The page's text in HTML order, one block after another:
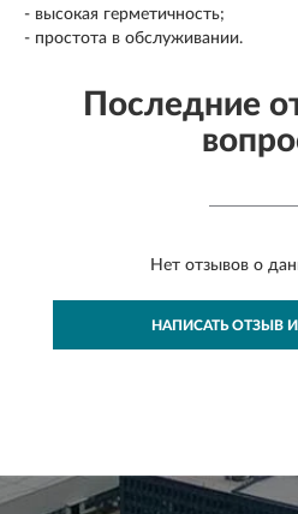
- высокая герметичность;
- простота в обслуживании.
Последние
Нет отзывов о
НАПИСАТЬ ОТЗЫВ